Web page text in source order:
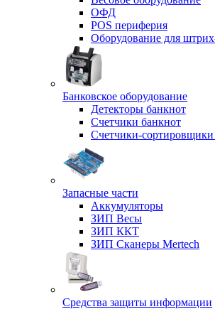
ОФД
POS периферия
Оборудование для
Банковское оборудование
Детекторы банкнот
Счетчики банкнот
Счетчики-
Запасные части
Аккумуляторы
ЗИП Весы
ЗИП ККТ
ЗИП Сканеры Mertech
Средства защиты информации